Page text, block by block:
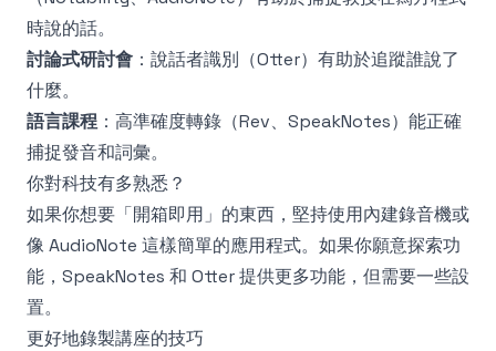
時說的話。
討論式研討會 ：說話者識別（Otter）有助於追蹤誰說了
什麼。
語言課程 ：高準確度轉錄（Rev、SpeakNotes）能正確
捕捉發音和詞彙。
你對科技有多熟悉？
如果你想要「開箱即用」的東西，堅持使用內建錄音機或
像 AudioNote 這樣簡單的應用程式。如果你願意探索功
能，SpeakNotes 和 Otter 提供更多功能，但需要一些設
置。
更好地錄製講座的技巧